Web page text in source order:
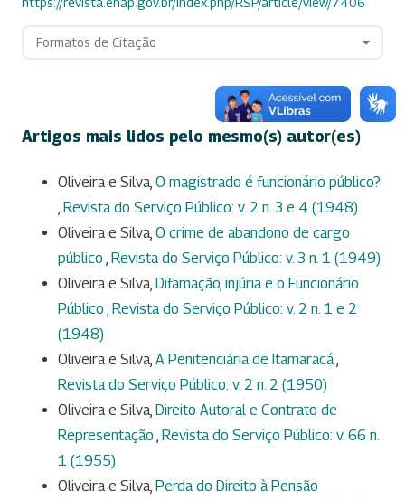
Formatos de Citação
Artigos mais lidos pelo mesmo(s) autor(es)
Oliveira e Silva, O magistrado é funcionário público?
, Revista do Serviço Público: v. 2 n. 3 e 4 (1948)
Oliveira e Silva, O crime de abandono de cargo
público , Revista do Serviço Público: v. 3 n. 1 (1949)
Oliveira e Silva, Difamação, injúria e o Funcionário
Público , Revista do Serviço Público: v. 2 n. 1 e 2
(1948)
Oliveira e Silva, A Penitenciária de Itamaracá,
Revista do Serviço Público: v. 2 n. 2 (1950)
Oliveira e Silva, Direito Autoral e Contrato de
Representação , Revista do Serviço Público: v. 66 n.
1 (1955)
Oliveira e Silva, Perda do Direito à Pensão